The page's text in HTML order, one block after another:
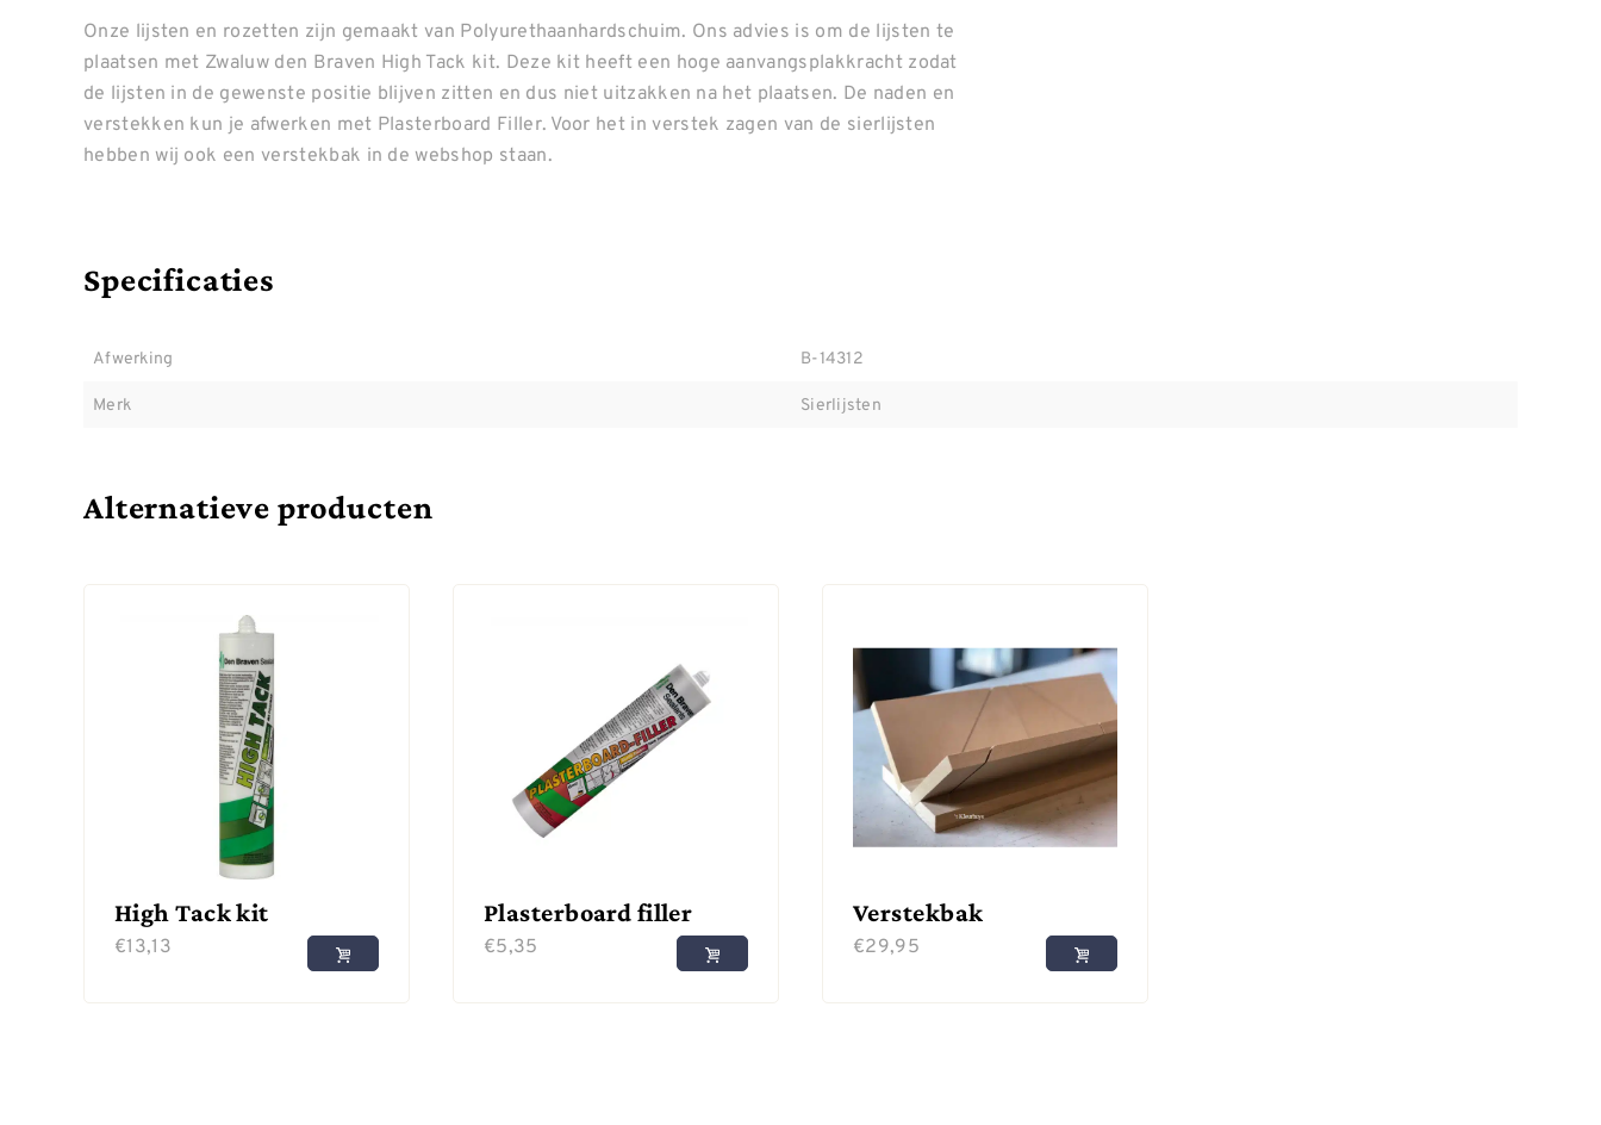
Onze lijsten en rozetten zijn gemaakt van Polyurethaanhardschuim. Ons advies is om de lijsten te
plaatsen met Zwaluw den Braven High Tack kit. Deze kit heeft een hoge aanvangsplakkracht zodat
de lijsten in de gewenste positie blijven zitten en dus niet uitzakken na het plaatsen. De naden en
verstekken kun je afwerken met Plasterboard Filler. Voor het in verstek zagen van de sierlijsten
hebben wij ook een verstekbak in de webshop staan.
Specificaties
Afwerking
B-14312
Merk
Sierlijsten
Alternatieve producten
High Tack kit
€13,13
Plasterboard filler
€5,35
Verstekbak
€29,95